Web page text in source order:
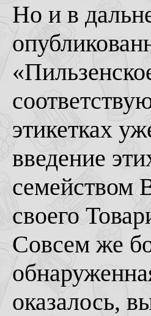
Но и в
этикетках
введение
семейством
своего
Совсем же
оказалось,